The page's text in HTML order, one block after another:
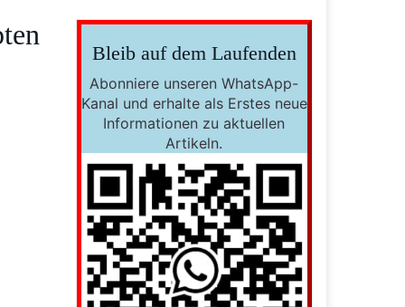
Bleib auf dem Laufenden
Abonniere unseren WhatsApp-
Kanal und erhalte als Erstes neue
Informationen zu aktuellen
Artikeln.